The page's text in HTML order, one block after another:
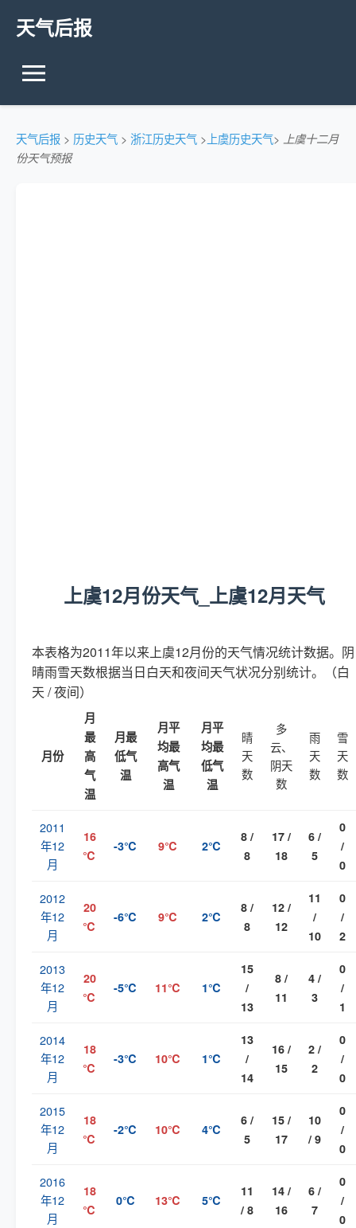
天气后报
天气后报 > 历史天气 > 浙江历史天气 > 上虞历史天气> 上虞十二月
份天气预报
上虞12月份天气_上虞12月天气
本表格为2011年以来上虞12月份的天气情况统计数据。阴
晴雨雪天数根据当日白天和夜间天气状况分别统计。（白
天 / 夜间）
月份
月
最
高
气
温
月最
低气
温
月平
均最
高气
温
月平
均最
低气
温
晴
天
数
多
云、
阴天
数
雨
天
数
雪
天
数
2011
年12
月
16
℃
-3℃ 9℃ 2℃
8 /
8
17 /
18
6 /
5
0
/
0
2012
年12
月
20
℃
-6℃ 9℃ 2℃
8 /
8
12 /
12
11
/
10
0
/
2
2013
年12
月
20
℃
-5℃ 11℃ 1℃
15
/
13
8 /
11
4 /
3
0
/
1
2014
年12
月
18
℃
-3℃ 10℃ 1℃
13
/
14
16 /
15
2 /
2
0
/
0
2015
年12
月
18
℃
-2℃ 10℃ 4℃
6 /
5
15 /
17
10
/ 9
0
/
0
2016
年12
月
18
℃
0℃ 13℃ 5℃
11
/ 8
14 /
16
6 /
7
0
/
0